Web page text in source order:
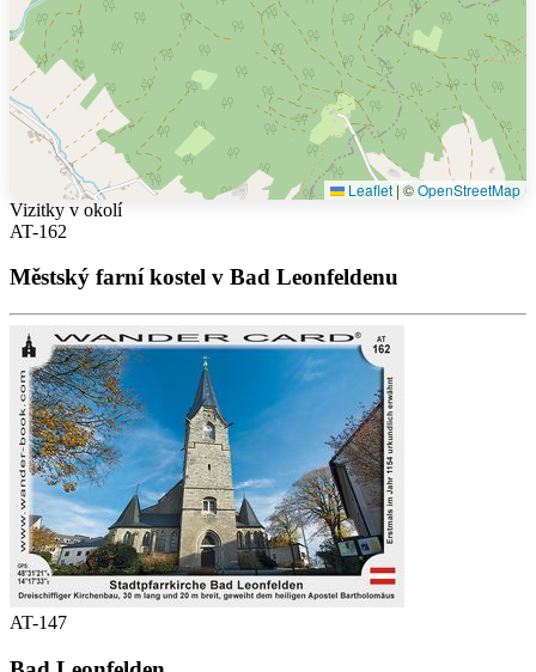
Leaflet | ©OpenStreetMap
Vizitky v okolí
AT-162
Městský farní kostel v Bad Leonfeldenu
AT-147